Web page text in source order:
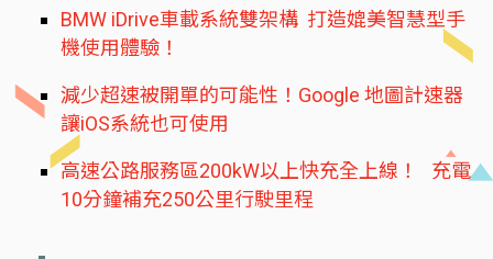
BMW iDrive車載系統雙架構 打造媲美智慧型手
機使用體驗！
減少超速被開單的可能性！Google 地圖計速器
讓iOS系統也可使用
高速公路服務區200kW以上快充全上線！ 充電
10分鐘補充250公里行駛里程